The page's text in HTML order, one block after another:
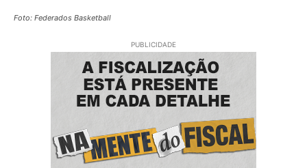
Foto: Federados Basketball
PUBLICIDADE